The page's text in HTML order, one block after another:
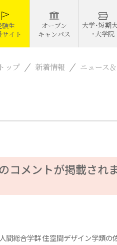
験生
イト
オープン
キャンパス
大学・短期
・大学院
ップ 新着情報 ニュース
コメントが掲載され
間総合学群 住空間デザイン学類の